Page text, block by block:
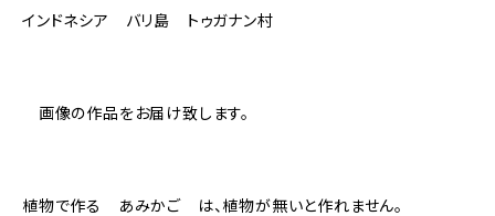
インドネシア バリ島 トゥガナン村
画像の作品をお届け致します。
植物で作る あみかご は、植物が無いと作れません。